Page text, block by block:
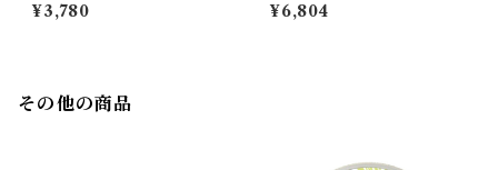
媛みかん) 小棹 詰合せ
¥3,780 ¥6,804
その他の商品